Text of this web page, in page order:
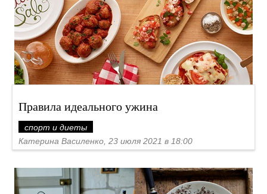
Правила идеального ужина
спорт и диеты
Катерина Василенко, 23 июля 2021 в 18:00